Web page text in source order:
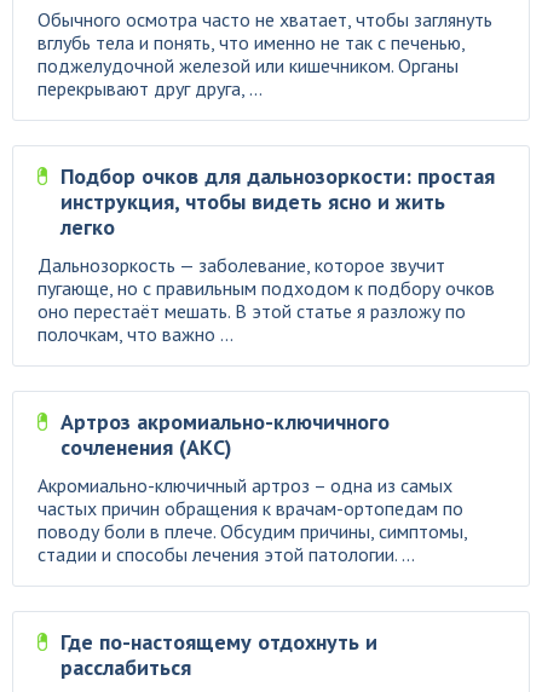
Обычного осмотра часто не хватает, чтобы заглянуть
вглубь тела и понять, что именно не так с печенью,
поджелудочной железой или кишечником. Органы
перекрывают друг друга, ...
Подбор очков для дальнозоркости: простая
инструкция, чтобы видеть ясно и жить
легко
Дальнозоркость — заболевание, которое звучит
пугающе, но с правильным подходом к подбору очков
оно перестаёт мешать. В этой статье я разложу по
полочкам, что важно ...
Артроз акромиально-ключичного
сочленения (АКС)
Акромиально-ключичный артроз – одна из самых
частых причин обращения к врачам-ортопедам по
поводу боли в плече. Обсудим причины, симптомы,
стадии и способы лечения этой патологии. ...
Где по-настоящему отдохнуть и
расслабиться